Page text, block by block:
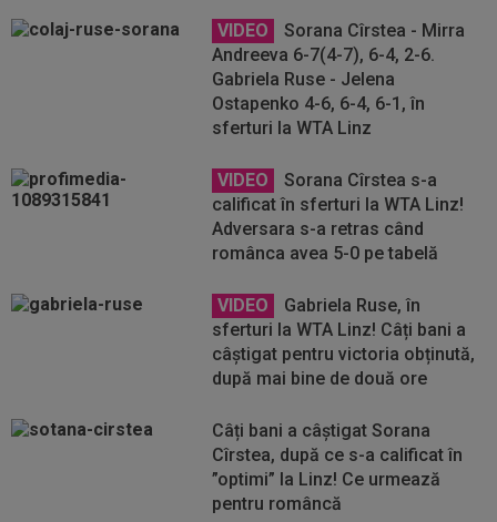
VIDEO
Sorana Cîrstea - Mirra
Andreeva 6-7(4-7), 6-4, 2-6.
Gabriela Ruse - Jelena
Ostapenko 4-6, 6-4, 6-1, în
sferturi la WTA Linz
VIDEO
Sorana Cîrstea s-a
calificat în sferturi la WTA Linz!
Adversara s-a retras când
românca avea 5-0 pe tabelă
VIDEO
Gabriela Ruse, în
sferturi la WTA Linz! Câți bani a
câștigat pentru victoria obținută,
după mai bine de două ore
Câți bani a câștigat Sorana
Cîrstea, după ce s-a calificat în
”optimi” la Linz! Ce urmează
pentru româncă